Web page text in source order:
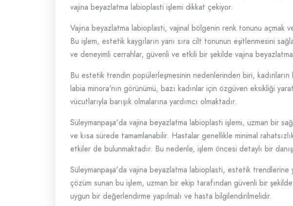
vajina beyazlatma labioplasti işlemi dikkat çekiyor.
Vajina beyazlatma labioplasti, vajinal bölgenin renk tonunu açmak
Bu işlem, estetik kaygıların yanı sıra cilt tonunun eşitlenmesini
ve deneyimli cerrahlar, güvenli ve etkili bir şekilde vajina
Bu estetik trendin popülerleşmesinin nedenlerinden biri,
labia minora'nın görünümü, bazı kadınlar için özgüven eksikliği
vücutlarıyla barışık olmalarına yardımcı olmaktadır.
Süleymanpaşa'da vajina beyazlatma labioplasti işlemi, uzman bir
ve kısa sürede tamamlanabilir. Hastalar genellikle minimal
etkiler de bulunmaktadır. Bu nedenle, işlem öncesi detaylı bir
Süleymanpaşa'da vajina beyazlatma labioplasti, estetik trendlerine
çözüm sunan bu işlem, uzman bir ekip tarafından güvenli bir
uygun bir değerlendirme yapılmalı ve hasta bilgilendirilmelidir.